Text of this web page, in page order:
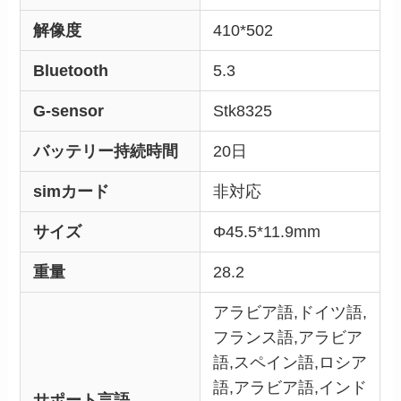
解像度 410*502
Bluetooth 5.3
G-sensor Stk8325
バッテリー持続時間 20日
simカード 非対応
サイズ Φ45.5*11.9mm
重量 28.2
アラビア語,ドイツ語,
フランス語,アラビア
語,スペイン語,ロシア
語,アラビア語,インド